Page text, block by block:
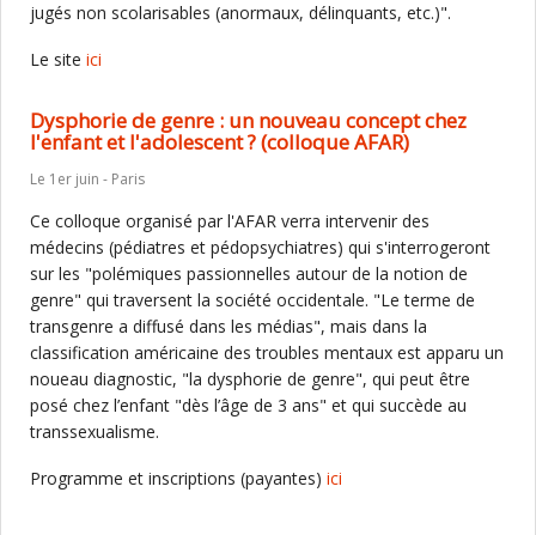
jugés non scolarisables (anormaux, délinquants, etc.)".
Le site ici
Dysphorie de genre : un nouveau concept chez
l'enfant et l'adolescent ? (colloque AFAR)
Le 1er juin - Paris
Ce colloque organisé par l'AFAR verra intervenir des
médecins (pédiatres et pédopsychiatres) qui s'interrogeront
sur les "polémiques passionnelles autour de la notion de
genre" qui traversent la société occidentale. "Le terme de
transgenre a diffusé dans les médias", mais dans la
classification américaine des troubles mentaux est apparu un
noueau diagnostic, "la dysphorie de genre", qui peut être
posé chez l’enfant "dès l’âge de 3 ans" et qui succède au
transsexualisme.
Programme et inscriptions (payantes) ici